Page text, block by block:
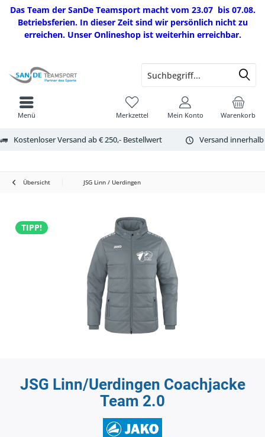
Das Team der SanDe Teamsport macht vom 23.07 bis 07.08.
Betriebsferien. In dieser Zeit sind wir persönlich nicht zu
erreichen. Unser Onlineshop ist weiterhin erreichbar.
Kostenloser Versand ab € 250,- Bestellwert Versand
Warenkorb
Merkzettel Mein Konto
Menü
Übersicht JSG Linn / Uerdingen
TIPP!
JSG Linn/Uerdingen Coachjacke
Team 2.0